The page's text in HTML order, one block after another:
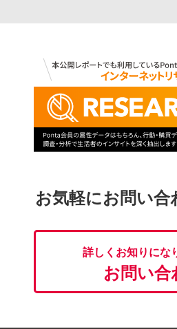
お気軽にお問い
詳しくお知りにな
お問い合